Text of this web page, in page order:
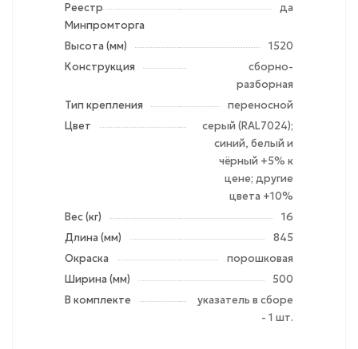
Реестр
Минпромторга
да
Высота (мм)
1520
Конструкция
сборно-
разборная
Тип крепления
переносной
Цвет
серый (RAL7024);
синий, белый и
чёрный +5% к
цене; другие
цвета +10%
Вес (кг)
16
Длина (мм)
845
Окраска
порошковая
Ширина (мм)
500
В комплекте
указатель в сборе
- 1 шт.